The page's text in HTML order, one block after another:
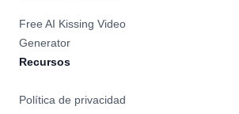
Free AI Kissing Video
Generator
Recursos
Política de privacidad